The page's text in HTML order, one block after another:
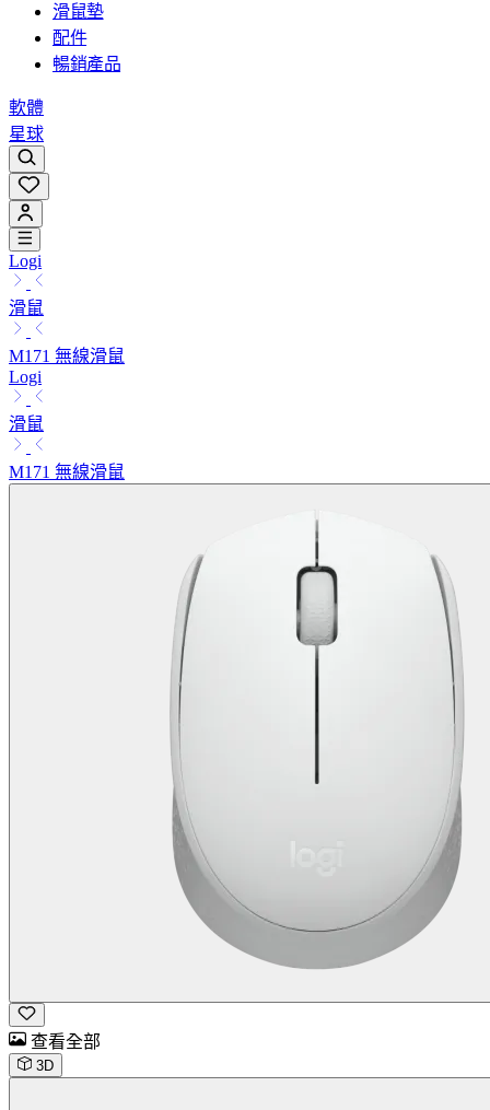
滑鼠墊
配件
暢銷產品
軟體
星球
Logi
滑鼠
M171 無線滑鼠
Logi
滑鼠
M171 無線滑鼠
查看全部
3D